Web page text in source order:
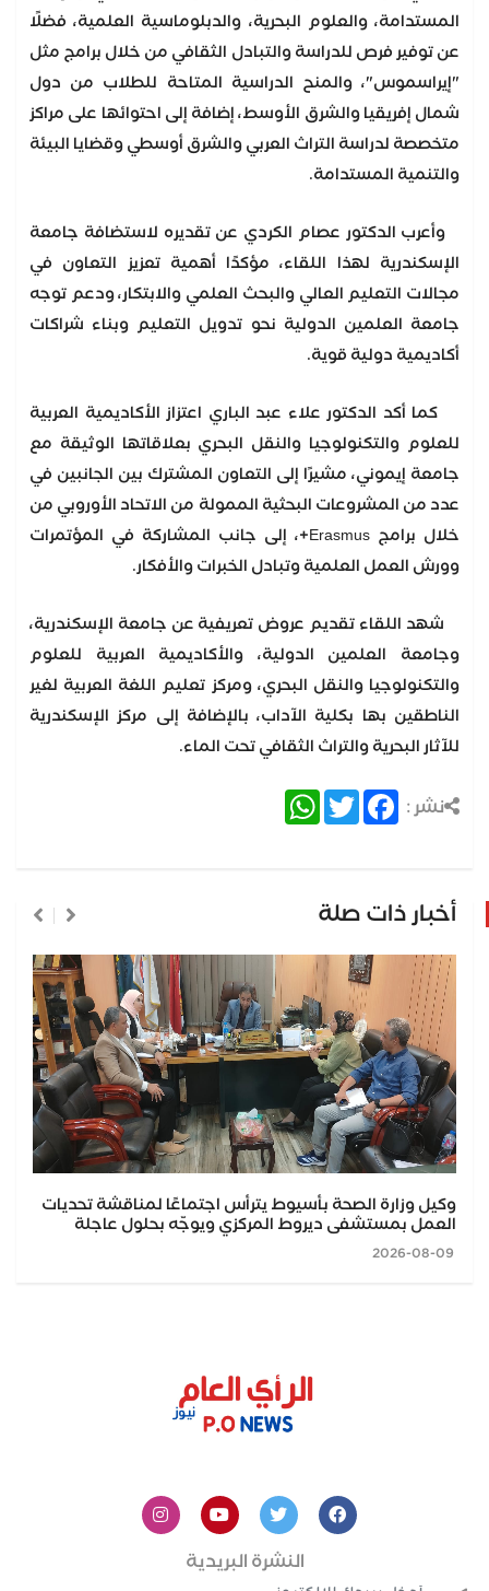
المستدامة، والعلوم البحرية، والدبلوماسية العلمية، فضلًا
عن توفير فرص للدراسة والتبادل الثقافي من خلال برامج مثل
"إيراسموس"، والمنح الدراسية المتاحة للطلاب من دول
شمال إفريقيا والشرق الأوسط، إضافة إلى احتوائها على مراكز
متخصصة لدراسة التراث العربي والشرق أوسطي وقضايا البيئة
والتنمية المستدامة.
وأعرب الدكتور عصام الكردي عن تقديره لاستضافة جامعة
الإسكندرية لهذا اللقاء، مؤكدًا أهمية تعزيز التعاون في
مجالات التعليم العالي والبحث العلمي والابتكار، ودعم توجه
جامعة العلمين الدولية نحو تدويل التعليم وبناء شراكات
أكاديمية دولية قوية.
كما أكد الدكتور علاء عبد الباري اعتزاز الأكاديمية العربية
للعلوم والتكنولوجيا والنقل البحري بعلاقاتها الوثيقة مع
جامعة إيموني، مشيرًا إلى التعاون المشترك بين الجانبين في
عدد من المشروعات البحثية الممولة من الاتحاد الأوروبي من
خلال برامج Erasmus+، إلى جانب المشاركة في المؤتمرات
وورش العمل العلمية وتبادل الخبرات والأفكار.
شهد اللقاء تقديم عروض تعريفية عن جامعة الإسكندرية،
وجامعة العلمين الدولية، والأكاديمية العربية للعلوم
والتكنولوجيا والنقل البحري، ومركز تعليم اللغة العربية لغير
الناطقين بها بكلية الآداب، بالإضافة إلى مركز الإسكندرية
للآثار البحرية والتراث الثقافي تحت الماء.
نشر : Facebook
Twitter
WhatsApp
أخبار ذات صلة
وكيل وزارة الصحة بأسيوط يترأس اجتماعًا لمناقشة تحديات
العمل بمستشفى ديروط المركزي ويوجّه بحلول عاجلة
النشرة البريدية